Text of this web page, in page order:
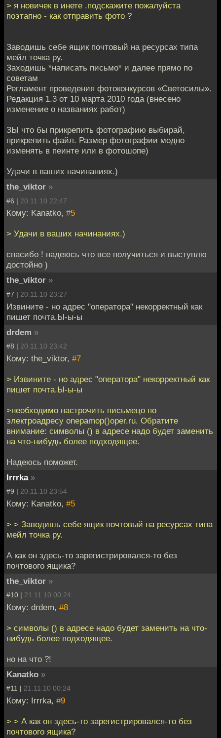
> я новичек в инете .подскажите пожалуйста
поэтапно - как отправить фото ?
Заводишь себе ящик почтовый на ресурсах типа
мейл точка ру.
Заходишь *написать письмо* и далее прямо по
советам
Регламент проведения фотоконкурсов «Светосилы».
Редакция 1.3 от 10 марта 2010 года (внесено
изменение о названиях работ)
ЗЫ что бы прикрепить фотографию выбирай,
прикрепить файл. Размер фотографии модно
изменять в пеинте или в фотошопе)
Удачи в ваших начинаниях.)
the_viktor »
#6 | 20.11.10 22:47
Кому: Kanatko, #5
> Удачи в ваших начинаниях.)
спасибо ! надеюсь что все получиться и выступлю
достойно )
the_viktor »
#7 | 20.11.10 23:27
Извините - но адрес "оператора" некорректный как
пишет почта.Ы-ы-ы
drdem »
#8 | 20.11.10 23:42
Кому: the_viktor, #7
> Извините - но адрес "оператора" некорректный как
пишет почта.Ы-ы-ы
>необходимо настрочить письмецо по
электроадресу onepamop()oper.ru. Обратите
внимание: символы () в адресе надо будет заменить
на что-нибудь более подходящее.
Надеюсь поможет.
Irrrka »
#9 | 20.11.10 23:54
Кому: Kanatko, #5
> > Заводишь себе ящик почтовый на ресурсах типа
мейл точка ру.
А как он здесь-то зарегистрировался-то без
почтового ящика?
the_viktor »
#10 | 21.11.10 00:24
Кому: drdem, #8
> символы () в адресе надо будет заменить на что-
нибудь более подходящее.
но на что ?!
Kanatko »
#11 | 21.11.10 00:24
Кому: Irrrka, #9
> > А как он здесь-то зарегистрировался-то без
почтового ящика?